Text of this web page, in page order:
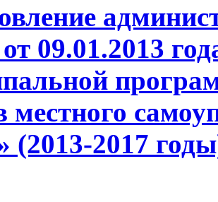
09.01.2013
местного
(2013-2017